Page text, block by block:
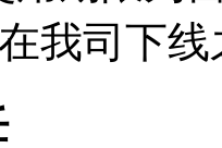
我司下